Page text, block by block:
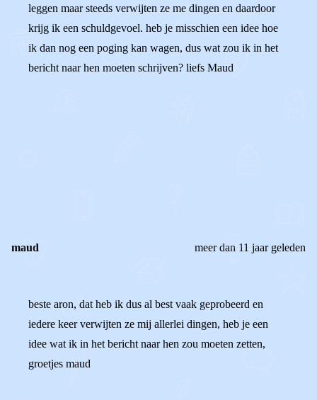
leggen maar steeds verwijten ze me dingen en daardoor
krijg ik een schuldgevoel. heb je misschien een idee hoe
ik dan nog een poging kan wagen, dus wat zou ik in het
bericht naar hen moeten schrijven? liefs Maud
maud meer dan 11 jaar geleden
beste aron, dat heb ik dus al best vaak geprobeerd en
iedere keer verwijten ze mij allerlei dingen, heb je een
idee wat ik in het bericht naar hen zou moeten zetten,
groetjes maud